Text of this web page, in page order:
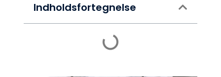
Indholdsfortegnelse